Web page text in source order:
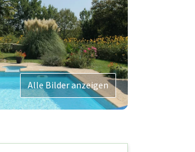
Alle Bilder anzeigen